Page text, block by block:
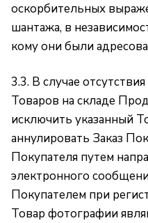
оскорбительных
шантажа, в
кому они были
3.3. В случае
Товаров на складе
исключить указанный
аннулировать Заказ
Покупателя путем
электронного
Покупателем при
Товар фотографии